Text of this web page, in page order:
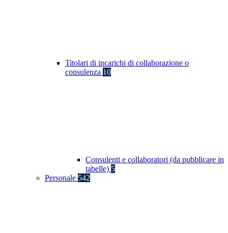
Titolari di incarichi di collaborazione o
consulenza 10
Consulenti e collaboratori (da pubblicare in
tabelle) 5
Personale 542